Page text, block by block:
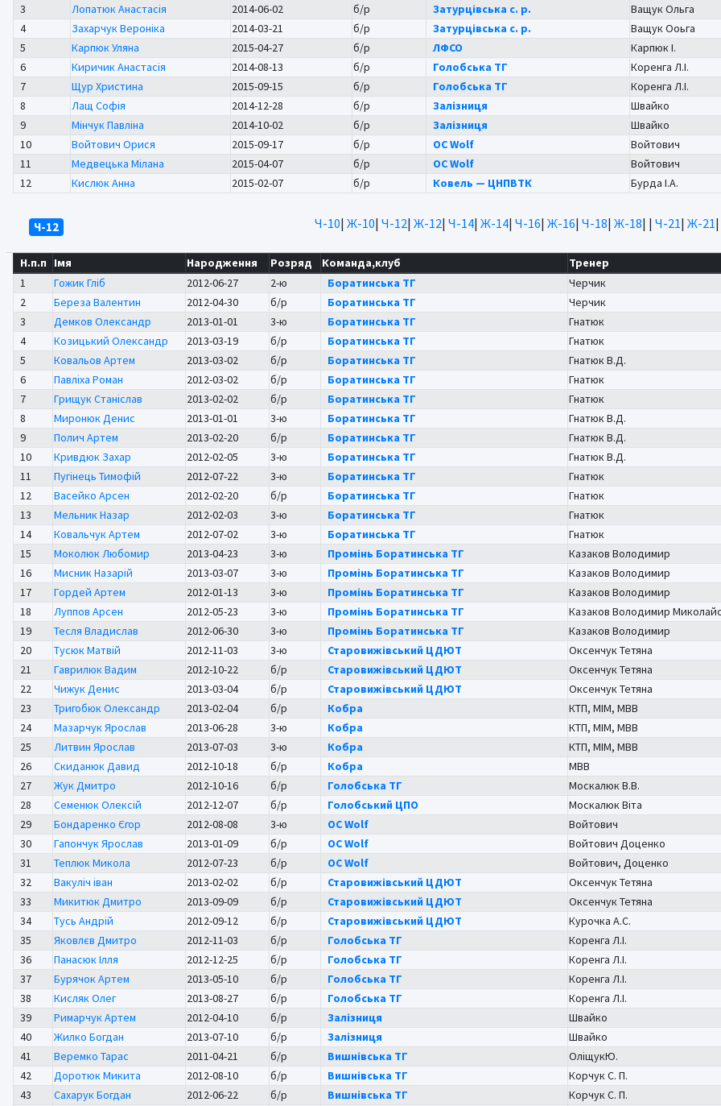
3
Лопатюк Анастасія 2014-06-02 б/р Затурцівська с. р.
Ващук Ольга
4
Захарчук Вероніка 2014-03-21 б/р Затурцівська с. р.
Ващук Ооьга
5
Карпюк Уляна 2015-04-27 б/р ЛФСО
Карпюк І.
6
Киричик Анастасія 2014-08-13 б/р Голобська ТГ
Коренга Л.І.
7
Щур Христина 2015-09-15 б/р Голобська ТГ
Коренга Л.І.
8
Лащ Софія 2014-12-28 б/р Залізниця
Швайко
9
Мінчук Павліна 2014-10-02 б/р Залізниця
Швайко
10
Войтович Орися 2015-09-17 б/р OC Wolf
Войтович
11
Медвецька Мілана 2015-04-07 б/р OC Wolf
Войтович
12
Кислюк Анна 2015-02-07 б/р Ковель — ЦНПВТК Бурда І.А.
Ч-12 Ч-10| Ж-10| Ч-12| Ж-12| Ч-14| Ж-14| Ч-16| Ж-16| Ч-18| Ж-18| | Ч-21| Ж-21|
Н.п.п Імя Народження Розряд Команда,клуб
Тренер
1
Гожик Гліб 2012-06-27 2-ю Боратинська ТГ
Черчик
2
Береза Валентин 2012-04-30 б/р Боратинська ТГ
Черчик
3
Демков Олександр 2013-01-01 3-ю Боратинська ТГ
Гнатюк
4
Козицький Олександр 2013-03-19 б/р Боратинська ТГ
Гнатюк
5
Ковальов Артем 2013-03-02 б/р Боратинська ТГ
Гнатюк В.Д.
6
Павліха Роман 2012-03-02 б/р Боратинська ТГ
Гнатюк
7
Грищук Станіслав 2013-02-02 б/р Боратинська ТГ
Гнатюк
8
Миронюк Денис 2013-01-01 3-ю Боратинська ТГ
Гнатюк В.Д.
9
Полич Артем 2013-02-20 б/р Боратинська ТГ
Гнатюк В.Д.
10
Кривдюк Захар 2012-02-05 3-ю Боратинська ТГ
Гнатюк В.Д.
11
Пугінець Тимофій 2012-07-22 3-ю Боратинська ТГ
Гнатюк
12
Васейко Арсен 2012-02-20 б/р Боратинська ТГ
Гнатюк
13
Мельник Назар 2012-02-03 3-ю Боратинська ТГ
Гнатюк
14
Ковальчук Артем 2012-07-02 3-ю Боратинська ТГ
Гнатюк
15
Моколюк Любомир 2013-04-23 3-ю Промінь Боратинська ТГ
Казаков Володимир
16
Мисник Назарій 2013-03-07 3-ю Промінь Боратинська ТГ
Казаков Володимир
17
Гордей Артем 2012-01-13 3-ю Промінь Боратинська ТГ
Казаков Володимир
18
Луппов Арсен 2012-05-23 3-ю Промінь Боратинська ТГ
Казаков Володимир
19
Тесля Владислав 2012-06-30 3-ю Промінь Боратинська ТГ
Казаков Володимир
20
Тусюк Матвій 2012-11-03 3-ю Старовижівський ЦДЮТ
Оксенчук Тетяна
21
Гаврилюк Вадим 2012-10-22 б/р Старовижівський ЦДЮТ
Оксенчук Тетяна
22
Чижук Денис 2013-03-04 б/р Старовижівський ЦДЮТ
Оксенчук Тетяна
23
Тригобюк Олександр 2013-02-04 б/р Кобра
КТП, МІМ, МВВ
24
Мазарчук Ярослав 2013-06-28 3-ю Кобра
КТП, МІМ, МВВ
25
Литвин Ярослав 2013-07-03 3-ю Кобра
КТП, МІМ, МВВ
26
Скиданюк Давид 2012-10-18 б/р Кобра
МВВ
27
Жук Дмитро 2012-10-16 б/р Голобська ТГ
Москалюк В.В.
28
Семенюк Олексій 2012-12-07 б/р Голобський ЦПО
Москалюк Віта
29
Бондаренко Єгор 2012-08-08 3-ю OC Wolf
Войтович
30
Гапончук Ярослав 2013-01-09 б/р OC Wolf
Войтович Доценко
31
Теплюк Микола 2012-07-23 б/р OC Wolf
Войтович, Доценко
32
Вакуліч іван 2013-02-02 б/р Старовижівський ЦДЮТ
Оксенчук Тетяна
33
Микитюк Дмитро 2013-09-09 б/р Старовижівський ЦДЮТ
Оксенчук Тетяна
34
Тусь Андрій 2012-09-12 б/р Старовижівський ЦДЮТ
Курочка А.С.
35
Яковлєв Дмитро 2012-11-03 б/р Голобська ТГ
Коренга Л.І.
36
Панасюк Ілля 2012-12-25 б/р Голобська ТГ
Коренга Л.І.
37
Бурячок Артем 2013-05-10 б/р Голобська ТГ
Коренга Л.І.
38
Кисляк Олег 2013-08-27 б/р Голобська ТГ
Коренга Л.І.
39
Римарчук Артем 2012-04-10 б/р Залізниця
Швайко
40
Жилко Богдан 2013-07-10 б/р Залізниця
Швайко
41
Веремко Тарас 2011-04-21 б/р Вишнівська ТГ
ОліщукЮ.
42
Доротюк Микита 2012-08-10 б/р Вишнівська ТГ
Корчук С. П.
43
Сахарук Богдан 2012-06-22 б/р Вишнівська ТГ
Корчук С. П.